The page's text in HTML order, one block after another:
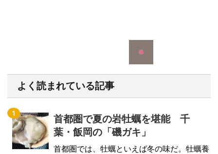
よく読まれている記事
首都圏で夏の岩牡蠣を堪能 千
葉・飯岡の「磯ガキ」
首都圏では、牡蠣といえば冬の味だ。牡蠣養